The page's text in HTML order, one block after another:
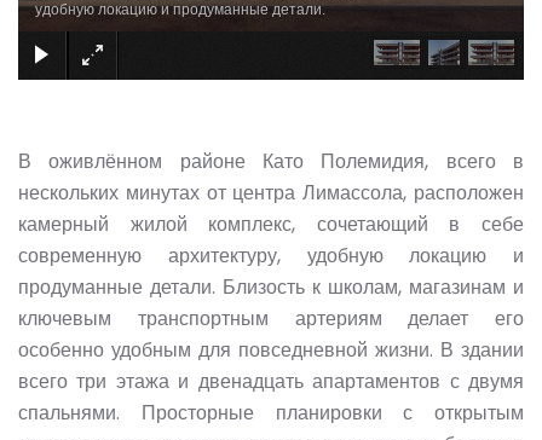
удобную локацию и продуманные детали.
В оживлённом районе Като Полемидия, всего в
нескольких минутах от центра Лимассола, расположен
камерный жилой комплекс, сочетающий в себе
современную архитектуру, удобную локацию и
продуманные детали. Близость к школам, магазинам и
ключевым транспортным артериям делает его
особенно удобным для повседневной жизни. В здании
всего три этажа и двенадцать апартаментов с двумя
спальнями. Просторные планировки с открытым